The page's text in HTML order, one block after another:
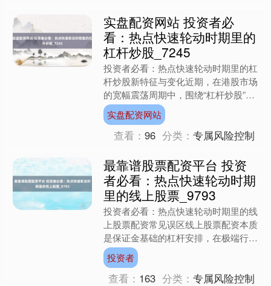
实盘配资网站 投资者必
看：热点快速轮动时期里的
杠杆炒股_7245
投资者必看：热点快速轮动时期里的杠
杆炒股新特征与变化近期，在港股市场
的宽幅震荡周期中，围绕“杠杆炒股”的
话题再度升温。从多家互联网券商后台
整理的数据看，许多中小....
实盘配资网站
查看：96 分类：专属风险控制
最靠谱股票配资平台 投资
者必看：热点快速轮动时期
里的线上股票_9793
投资者必看：热点快速轮动时期里的线
上股票配资常见误区线上股票配资本质
是保证金基础的杠杆安排，在极端行情
下，杠杆仓位会加速净值波动。投资者
应先设定可接受最大亏损，....
投资者
查看： 163 分类：专属风险控制